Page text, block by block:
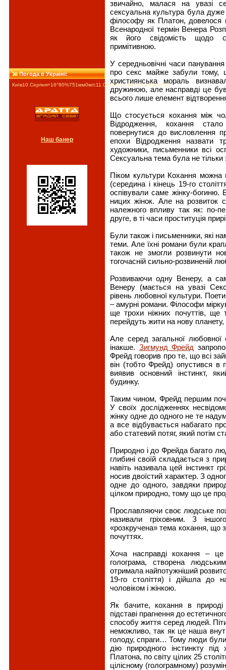
Погода в Україні:
Київ10 Серпня+16°80%751мм0м/c11.08+30°12.08+25°13.08+25°
Наш банер
звичайно, малася на увазі
сексуальна культура була
філософу як Платон, довелося
Всенародної термін Венера
як його свідомість щодо
примітивною.
У середньовічні часи
про секс майже забули тому,
християнська мораль
дружиною, але насправді це
всього лише елемент
Що стосується кохання між
Відродження, кохання
повернутися до висловлення
епохи Відродження назвати
художники, письменники всі
Сексуальна тема була не тільки
Піком культури Кохання можна
(середина і кінець 19-го
оспівували саме жінку-богиню.
ницих жінок. Але на розвиток
належного впливу так як: по-
друге, в ті часи проституція
Були також і письменники, які
теми. Але їхні романи були
також не змогли розвинути
тогочасній сильно-розвиненій
Розвиваючи одну Венеру, а
Венеру (мається на увазі
рівень любовної культури.
– амурні романи. Філософи
ще трохи ніжних почуттів, ще
перейдуть жити на нову планету,
Але серед загальної
інакше. Зигмунд Фрейд
Фрейд говорив про те, що всі
він (тобто Фрейд) опустився в
виявив основний інстинкт,
будинку.
Таким чином, Фрейд першим
У своїх дослідженнях
жінку одне до одного не те
а все відбувається набагато
або статевий потяг, який потім
Природно і до Фрейда багато
глибині своїй складається з
навіть називала цей інстинкт
носив двоїстий характер. З
одне до одного, завдяки
цілком природно, тому що це
Прославляючи своє людське
називали гріховним. З
«розкручена» тема кохання, що
почуттях.
Хоча насправді кохання – це
голограма, створена
отримала найпотужніший
19-го століття) і дійшла до
чоловіком і жінкою.
Як бачите, кохання в
підставі прагнення до
способу життя серед людей.
неможливо, так як це наша
голоду, спраги… Тому люди
дію природного інстинкту
Платона, по світу цілих 25
цілісному (голограмному)